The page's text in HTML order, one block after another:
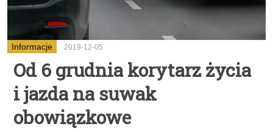
Informacje 2019-12-05
Od 6 grudnia korytarz życia
i jazda na suwak
obowiązkowe